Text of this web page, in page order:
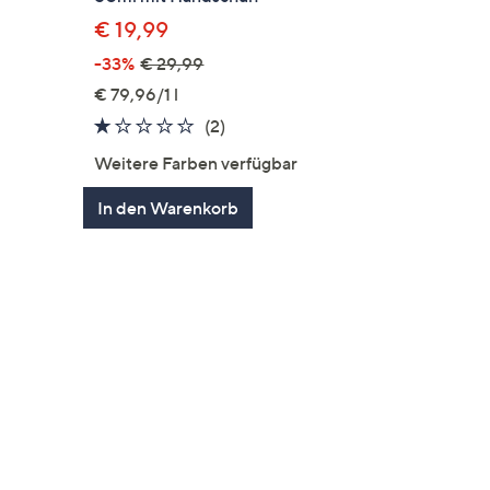
€ 19,99
-33% € 29,99
€ 79,96/1 l
1.0
(2)
Weitere Farben verfügbar
In den Warenkorb